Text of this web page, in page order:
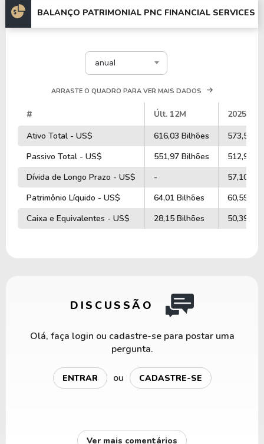
BALANÇO PATRIMONIAL PNC FINANCIAL SERVICES
anual
ARRASTE O QUADRO PARA VER MAIS DADOS
# Últ. 12M
2025
Ativo Total - US$
616,03 Bilhões
573,57
Passivo Total - US$
551,97 Bilhões
512,94
Dívida de Longo Prazo - US$
-
57,10
Patrimônio Líquido - US$
64,01 Bilhões
60,59
Caixa e Equivalentes - US$
28,15 Bilhões 50,39
DISCUSSÃO
Olá, faça login ou cadastre-se para postar uma
pergunta.
ENTRAR ou CADASTRE-SE
Ver mais comentários